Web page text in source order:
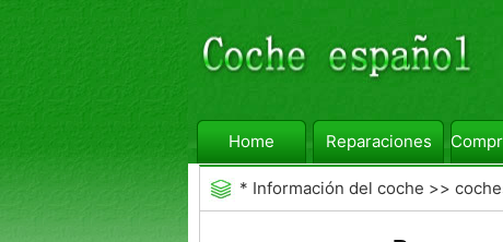
Home Reparaciones
* Información del coche >>